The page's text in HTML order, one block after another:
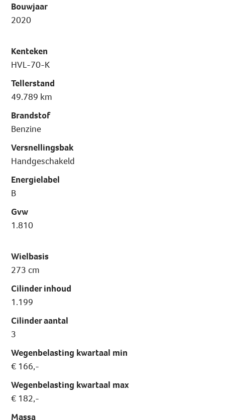
Bouwjaar
2020
Kenteken
HVL-70-K
Tellerstand
49.789 km
Brandstof
Benzine
Versnellingsbak
Handgeschakeld
Energielabel
B
Gvw
1.810
Wielbasis
273 cm
Cilinder inhoud
1.199
Cilinder aantal
3
Wegenbelasting kwartaal min
€ 166,-
Wegenbelasting kwartaal max
€ 182,-
Massa